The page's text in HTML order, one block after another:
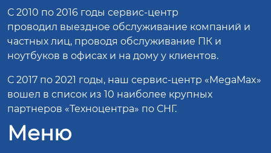
С 2010 по 2016 годы сервис-центр
проводил выездное обслуживание компаний и
частных лиц, проводя обслуживание ПК и
ноутбуков в офисах и на дому у клиентов.
С 2017 по 2021 годы, наш сервис-центр «MegaMax»
вошел в список из 10 наиболее крупных
партнеров «Техноцентра» по СНГ.
Меню